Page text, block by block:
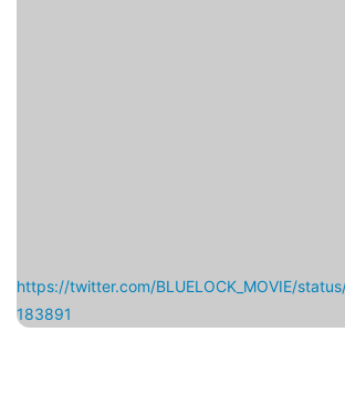
https://twitter.com/BLUELOCK_MOVIE/
183891